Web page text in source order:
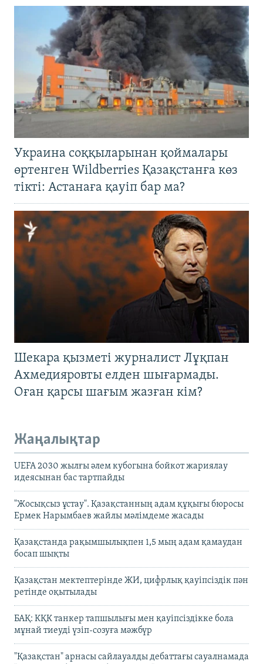
Украина соққыларынан қоймалары
өртенген Wildberries Қазақстанға көз
тікті: Астанаға қауіп бар ма?
Шекара қызметі журналист Лұқпан
Ахмедияровты елден шығармады.
Оған қарсы шағым жазған кім?
Жаңалықтар
UEFA 2030 жылғы әлем кубогына бойкот жариялау
идеясынан бас тартпайды
"Жосықсыз ұстау". Қазақстанның адам құқығы бюросы
Ермек Нарымбаев жайлы мәлімдеме жасады
Қазақстанда рақымшылықпен 1,5 мың адам қамаудан
босап шықты
Қазақстан мектептерінде ЖИ, цифрлық қауіпсіздік пән
ретінде оқытылады
БАҚ: КҚК танкер тапшылығы мен қауіпсіздікке бола
мұнай тиеуді үзіп-созуға мәжбүр
"Қазақстан" арнасы сайлауалды дебаттағы сауалнамада